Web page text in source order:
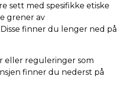
sett med spesifikke etiske
grener av
finner du lenger ned på
eller reguleringer som
finner du nederst på